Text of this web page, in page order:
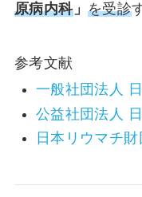
原病内科」 を受診
参考文献
一般社団法人
公益社団法人
日本リウマチ財